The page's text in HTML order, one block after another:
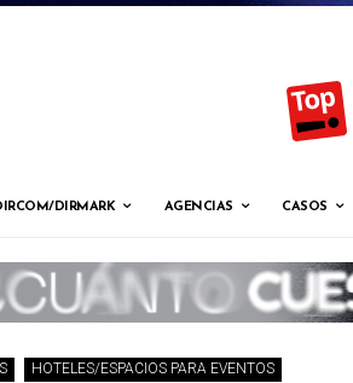
DIRMARK AGENCIAS CASOS
HOTELES/ESPACIOS PARA EVENTOS